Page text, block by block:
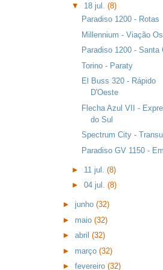
▼ 18 jul.(8)
Paradiso 1200 - Rotas
Millennium - Viação
Paradiso 1200 - Santa
Torino - Paraty
El Buss 320 - Rápido
D'Oeste
Flecha Azul VII -
do Sul
Spectrum City -
Paradiso GV 1150 -
► 11 jul.(8)
►04 jul.(8)
► junho (32)
► maio (32)
► abril (32)
► março (32)
► fevereiro (32)